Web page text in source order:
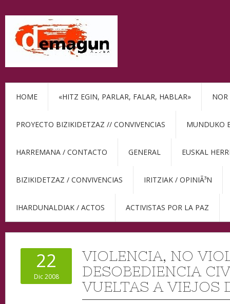
HOME «HITZ EGIN, PARLAR, FALAR, HABLAR» NOR
PROYECTO BIZIKIDETZAZ // CONVIVENCIAS MUNDUKO
HARREMANA / CONTACTO GENERAL EUSKAL
BIZIKIDETZAZ / CONVIVENCIAS IRITZIAK / OPINIÃ³N
IHARDUNALDIAK / ACTOS ACTIVISTAS POR LA PAZ
22
Dic 2008
VIOLENCIA, NO
DESOBEDIENCIA
VUELTAS A VIEJOS